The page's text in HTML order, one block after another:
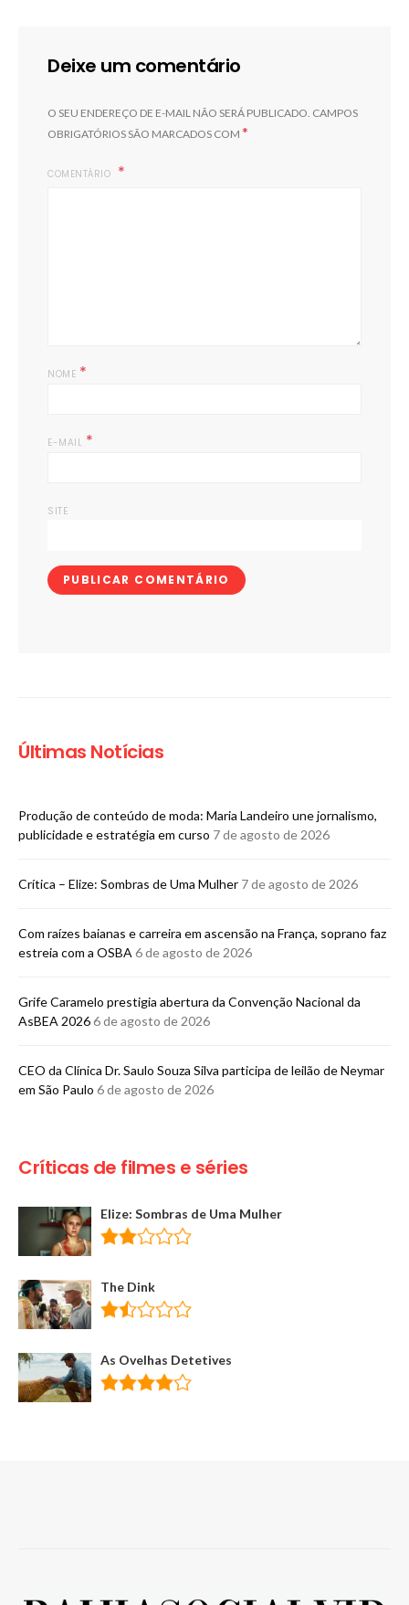
Deixe um comentário
O SEU ENDEREÇO DE E-MAIL NÃO SERÁ PUBLICADO. CAMPOS
OBRIGATÓRIOS SÃO MARCADOS COM *
COMENTÁRIO
NOME *
E-MAIL *
SITE
Últimas Notícias
Produção de conteúdo de moda: Maria Landeiro une jornalismo,
publicidade e estratégia em curso 7 de agosto de 2026
Crítica – Elize: Sombras de Uma Mulher 7 de agosto de 2026
Com raízes baianas e carreira em ascensão na França, soprano faz
estreia com a OSBA 6 de agosto de 2026
Grife Caramelo prestigia abertura da Convenção Nacional da
AsBEA 20266 de agosto de 2026
CEO da Clínica Dr. Saulo Souza Silva participa de leilão de Neymar
em São Paulo 6 de agosto de 2026
Críticas de filmes e séries
Elize: Sombras de Uma Mulher
The Dink
As Ovelhas Detetives